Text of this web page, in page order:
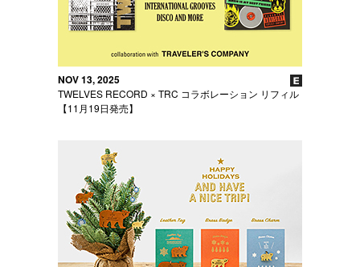
NOV 13, 2025
TWELVES RECORD × TRC コラボレーション リフィル
【11月19日発売】